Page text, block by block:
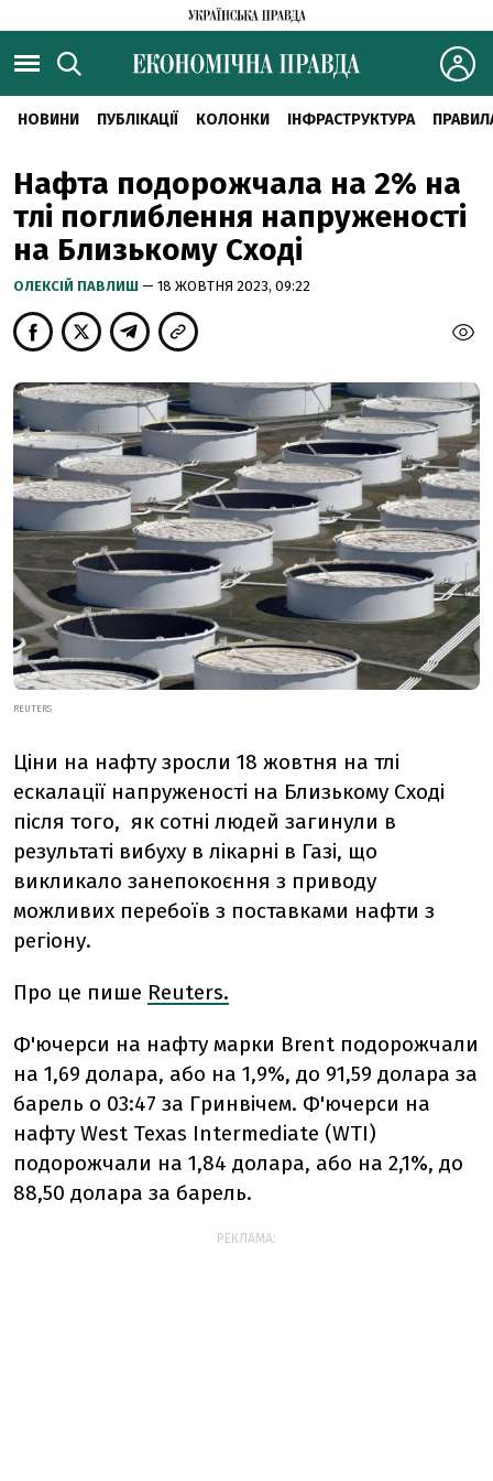
НОВИНИ ПУБЛІКАЦІЇ КОЛОНКИ ІНФРАСТРУКТУРА
Нафта подорожчала на 2% на
тлі поглиблення напруженості
на Близькому Сході
ОЛЕКСІЙ ПАВЛИШ — 18 ЖОВТНЯ 2023, 09:22
REUTERS
Ціни на нафту зросли 18 жовтня на тлі
ескалації напруженості на Близькому Сході
після того, як сотні людей загинули в
результаті вибуху в лікарні в Газі, що
викликало занепокоєння з приводу
можливих перебоїв з поставками нафти з
регіону.
Про це пише Reuters.
Ф'ючерси на нафту марки Brent подорожчали
на 1,69 долара, або на 1,9%, до 91,59 долара за
барель о 03:47 за Гринвічем. Ф'ючерси на
нафту West Texas Intermediate (WTI)
подорожчали на 1,84 долара, або на 2,1%, до
88,50 долара за барель.
РЕКЛАМА: